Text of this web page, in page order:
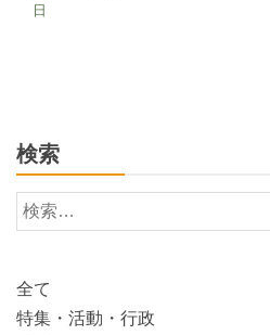
日
検索
検
索:
全て
特集・活動・行政